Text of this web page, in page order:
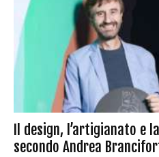
Il design, l’artigianato e
secondo Andrea